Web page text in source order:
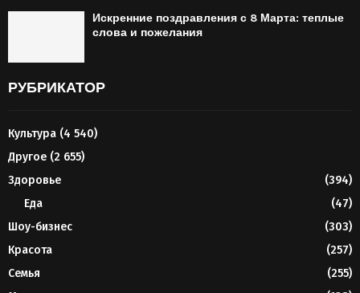
Искренние поздравления с 8 Марта: теплые
слова и пожелания
РУБРИКАТОР
Культура (4 540)
Другое (2 655)
Здоровье
(394)
Еда
(47)
Шоу-бизнес
(303)
Красота
(257)
Семья
(255)